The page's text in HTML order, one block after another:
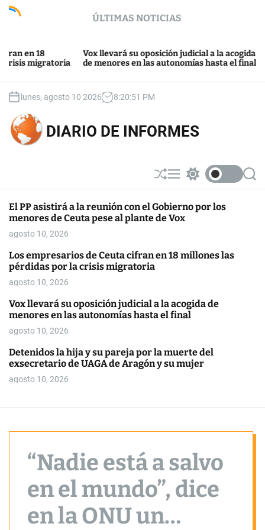
c
ÚLTIMAS NOTICIAS
Vox llevará su oposición judicial a la acogida
de menores en las autonomías hasta el final
del
mujer
lunes, agosto 10 2026 8:20:51 PM
DIARIO DE INFORMES
S
h
ff
l
M
e
u
w
t
c
l
d
e
S
e
El PP asistirá a la reunión con el Gobierno por los
menores de Ceuta pese al plante de Vox
agosto 10, 2026
Los empresarios de Ceuta cifran en 18 millones las
pérdidas por la crisis migratoria
agosto 10, 2026
Vox llevará su oposición judicial a la acogida de
menores en las autonomías hasta el final
agosto 10, 2026
Detenidos la hija y su pareja por la muerte del
exsecretario de UAGA de Aragón y su mujer
agosto 10, 2026
“Nadie está a salvo
en el mundo”, dice
en la ONU un